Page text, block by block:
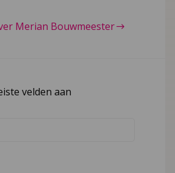
Merian Bouwmeester
velden aan